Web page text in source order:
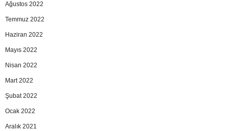
Ağustos 2022
Temmuz 2022
Haziran 2022
Mayıs 2022
Nisan 2022
Mart 2022
Şubat 2022
Ocak 2022
Aralık 2021